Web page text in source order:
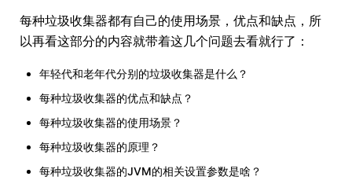
每种垃圾收集器都有自己的使用场景，优点和缺点，所
以再看这部分的内容就带着这几个问题去看就行了：
年轻代和老年代分别的垃圾收集器是什么？
每种垃圾收集器的优点和缺点？
每种垃圾收集器的使用场景？
每种垃圾收集器的原理？
每种垃圾收集器的JVM的相关设置参数是啥？